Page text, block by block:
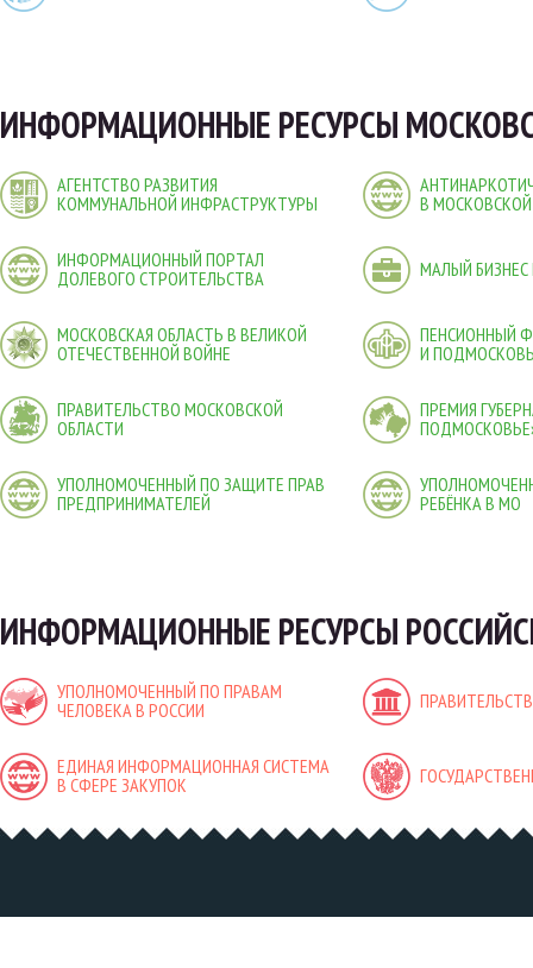
ИНФОРМАЦИОННЫЕ РЕСУРСЫ
АГЕНТСТВО РАЗВИТИЯ
КОММУНАЛЬНОЙ ИНФРАСТРУКТУРЫ
В
ИНФОРМАЦИОННЫЙ ПОРТАЛ
ДОЛЕВОГО СТРОИТЕЛЬСТВА
МАЛЫЙ
МОСКОВСКАЯ ОБЛАСТЬ В ВЕЛИКОЙ
ОТЕЧЕСТВЕННОЙ ВОЙНЕ
ПЕНСИОННЫЙ
И
ПРАВИТЕЛЬСТВО МОСКОВСКОЙ
ОБЛАСТИ
ПРЕМИЯ
УПОЛНОМОЧЕННЫЙ ПО ЗАЩИТЕ ПРАВ
ПРЕДПРИНИМАТЕЛЕЙ
РЕБЁНКА В МО
ИНФОРМАЦИОННЫЕ РЕСУРСЫ
УПОЛНОМОЧЕННЫЙ ПО ПРАВАМ
ЧЕЛОВЕКА В РОССИИ
ЕДИНАЯ ИНФОРМАЦИОННАЯ СИСТЕМА
В СФЕРЕ ЗАКУПОК